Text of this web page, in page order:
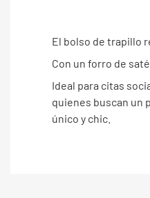
El bolso de trapillo
Con un forro de
Ideal para citas
quienes buscan un
único y chic.